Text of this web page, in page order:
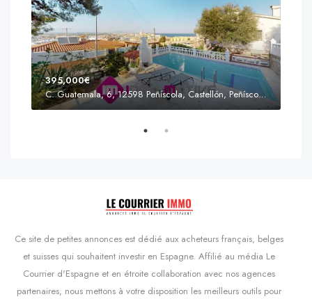
395,000€
C. Guatemala, 6, 12598 Peñíscola, Castellón, Peñíscola, Communauté valencienne
Ce site de petites annonces est dédié aux acheteurs français, belges
et suisses qui souhaitent investir en Espagne. Affilié au média Le
Courrier d'Espagne et en étroite collaboration avec nos agences
partenaires, nous mettons à votre disposition les meilleurs outils pour